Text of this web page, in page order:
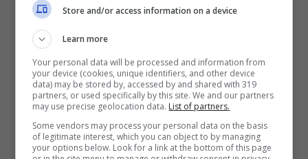
Store and/or access information on a device
Learn more
Your personal data will be processed and information from
your device (cookies, unique identifiers, and other device
data) may be stored by, accessed by and shared with 319
partners, or used specifically by this site. We and our partners
may use precise geolocation data. List of partners.
Some vendors may process your personal data on the basis
of legitimate interest, which you can object to by managing
your options below. Look for a link at the bottom of this page